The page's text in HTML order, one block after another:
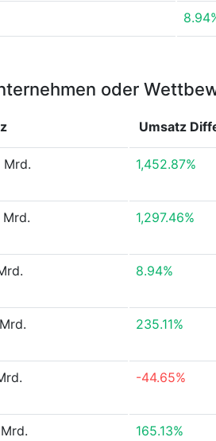
oder
Umsatz
1,452.87%
1,297.46%
8.94%
235.11%
-44.65%
165.13%